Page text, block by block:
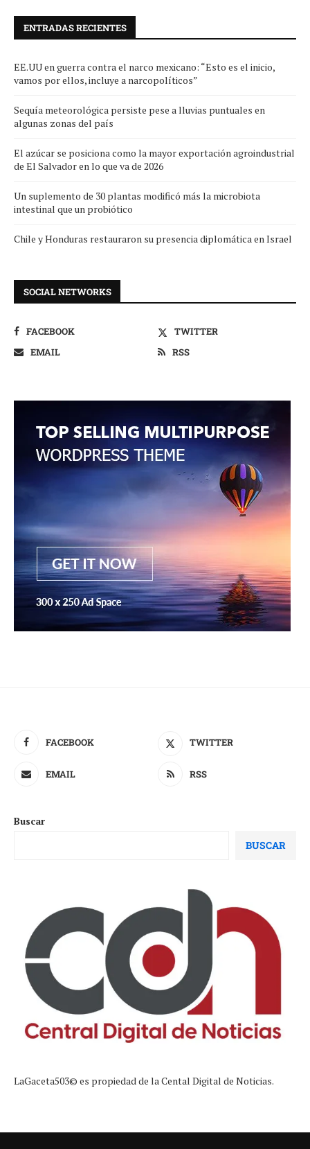
ENTRADAS RECIENTES
EE.UU en guerra contra el narco mexicano: “Esto es el inicio,
vamos por ellos, incluye a narcopolíticos”
Sequía meteorológica persiste pese a lluvias puntuales en
algunas zonas del país
El azúcar se posiciona como la mayor exportación agroindustrial
de El Salvador en lo que va de 2026
Un suplemento de 30 plantas modificó más la microbiota
intestinal que un probiótico
Chile y Honduras restauraron su presencia diplomática en Israel
SOCIAL NETWORKS
FACEBOOK
TWITTER
EMAIL
RSS
FACEBOOK TWITTER
EMAIL RSS
Buscar
BUSCAR
LaGaceta503© es propiedad de la Cental Digital de Noticias.